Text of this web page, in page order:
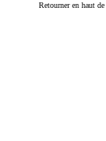
Retourner en haut de